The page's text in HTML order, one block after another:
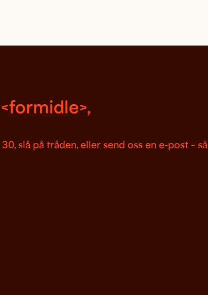
slå på tråden, eller send oss en e-post – så